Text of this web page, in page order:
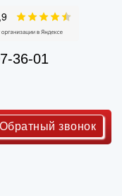
36-01
Обратный звонок